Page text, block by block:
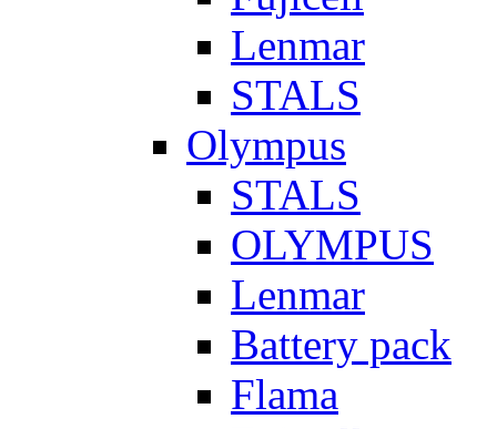
Lenmar
STALS
Olympus
STALS
OLYMPUS
Lenmar
Battery pack
Flama